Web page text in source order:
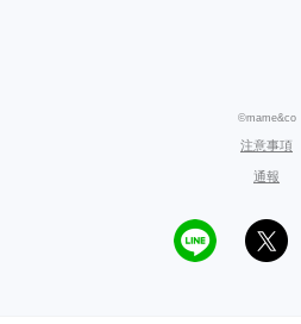
©mame&co
注意事項
通報